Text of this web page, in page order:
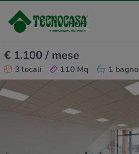
€ 1.100 / mese
3 locali 110 Mq 1 bagno